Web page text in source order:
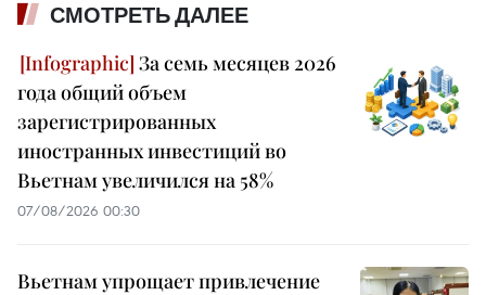
СМОТРЕТЬ ДАЛЕЕ
За семь месяцев 2026
года общий объем
зарегистрированных
иностранных инвестиций во
Вьетнам увеличился на 58%
07/08/2026 00:30
Вьетнам упрощает привлечение